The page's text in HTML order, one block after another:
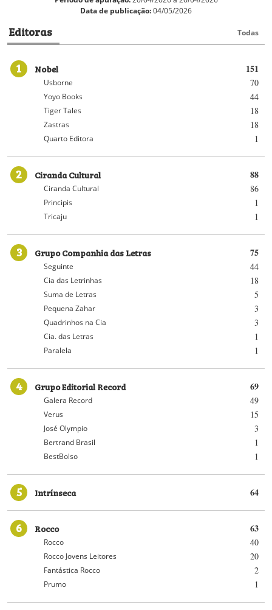
Data de publicação:04/05/2026
Editoras Todas
1 151
Nobel
70
Usborne
44
Yoyo Books
18
Tiger Tales
18
Zastras
1
Quarto Editora
2 88
Ciranda Cultural
86
Ciranda Cultural
1
Principis
1
Tricaju
3 75
Grupo Companhia das Letras
44
Seguinte
18
Cia das Letrinhas
5
Suma de Letras
3
Pequena Zahar
3
Quadrinhos na Cia
1
Cia. das Letras
1
Paralela
4 69
Grupo Editorial Record
49
Galera Record
15
Verus
3
José Olympio
1
Bertrand Brasil
1
BestBolso
5 64
Intrínseca
6 63
Rocco
40
Rocco
20
Rocco Jovens Leitores
2
Fantástica Rocco
1
Prumo